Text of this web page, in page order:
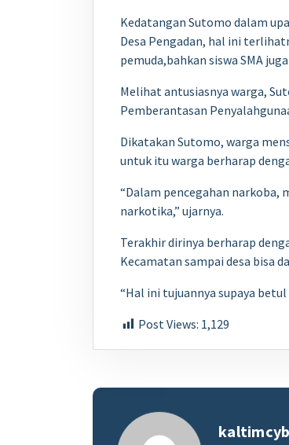
Kedatangan Sutomo dalam
Desa Pengadan, hal ini
pemuda,bahkan siswa SMA
Melihat antusiasnya warga,
Pemberantasan
Dikatakan Sutomo, warga
untuk itu warga berharap
“Dalam pencegahan narkoba,
narkotika,” ujarnya.
Terakhir dirinya berharap
Kecamatan sampai desa bisa
“Hal ini tujuannya supaya
Post Views: 1,129